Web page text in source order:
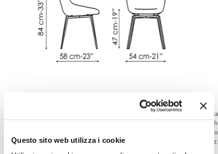
Questo sito web utilizza i cookie
Altezza:84cm